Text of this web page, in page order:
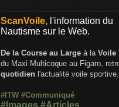
ScanVoile, l'information du
Nautisme sur le Web.
De la Course au Large à la Voile
du Maxi Multicoque au Figaro,
quotidien l'actualité voile sportive.
#ITW #Communiqué
#Images #Articles